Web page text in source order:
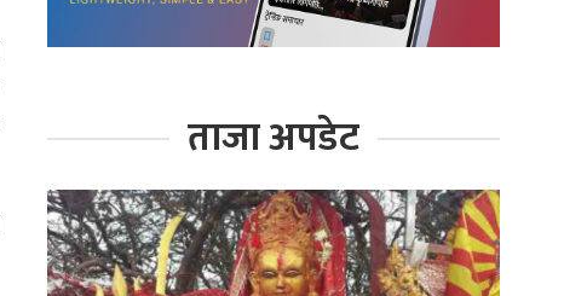
ताजा अपडेट